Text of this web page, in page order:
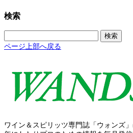
検索
索:
ページ上部へ戻る
ワイン＆スピリッツ専門誌「ウォンズ